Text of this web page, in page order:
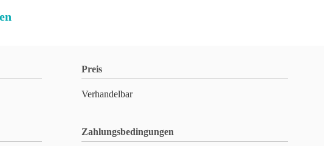
Preis
Verhandelbar
Zahlungsbedingungen